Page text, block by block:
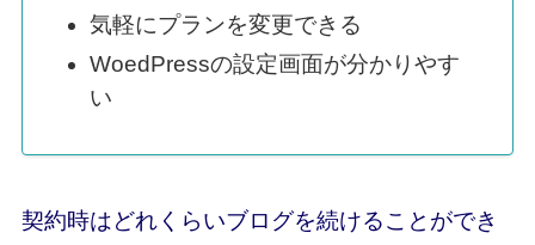
気軽にプランを変更できる
WoedPressの設定画面が分かりやす
い
契約時はどれくらいブログを続けることができ